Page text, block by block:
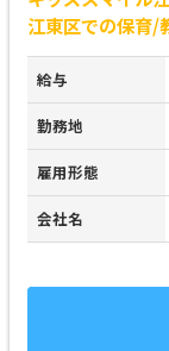
江東区での保育
給与
勤務地
雇用形態
会社名